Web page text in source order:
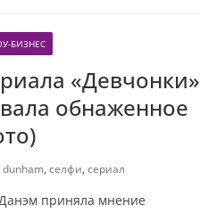
БИЗНЕС
«Девчонки»
обнаженное
dunham, селфи, сериал
приняла мнение